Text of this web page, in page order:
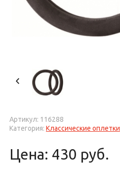
Артикул: 116288
Категория: Классические оплетки
Цена: 430 руб.